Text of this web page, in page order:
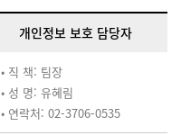
개인정보 보호 담당자
• 직 책: 팀장
• 성 명: 유혜림
• 연락처: 02-3706-0535